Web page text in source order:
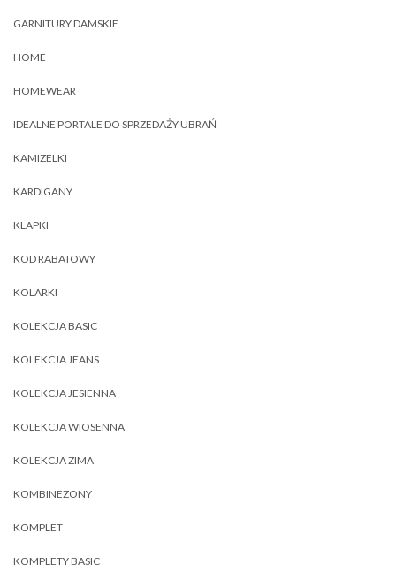
GARNITURY DAMSKIE
HOME
HOMEWEAR
IDEALNE PORTALE DO SPRZEDAŻY UBRAŃ
KAMIZELKI
KARDIGANY
KLAPKI
KOD RABATOWY
KOLARKI
KOLEKCJA BASIC
KOLEKCJA JEANS
KOLEKCJA JESIENNA
KOLEKCJA WIOSENNA
KOLEKCJA ZIMA
KOMBINEZONY
KOMPLET
KOMPLETY BASIC